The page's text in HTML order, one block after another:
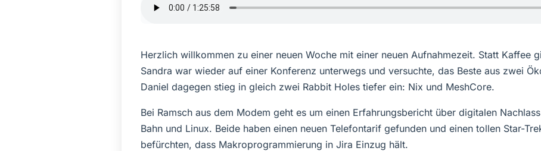
Herzlich willkommen zu einer neuen Woche mit einer neuen Aufnahmezeit. Statt Kaffee
Sandra war wieder auf einer Konferenz unterwegs und versuchte, das Beste aus zwei
Daniel dagegen stieg in gleich zwei Rabbit Holes tiefer ein: Nix und MeshCore.
Bei Ramsch aus dem Modem geht es um einen Erfahrungsbericht über digitalen
Bahn und Linux. Beide haben einen neuen Telefontarif gefunden und einen tollen Star-
befürchten, dass Makroprogrammierung in Jira Einzug hält.